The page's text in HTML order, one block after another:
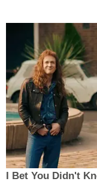
I Bet You Didn't